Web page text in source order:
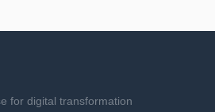
for digital transformation